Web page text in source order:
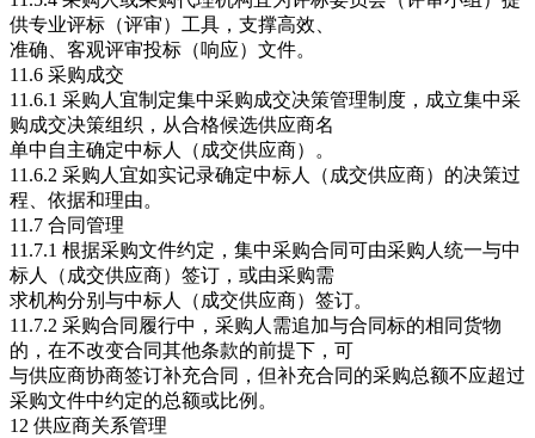
供专业评标（评审）工具，支撑高效、
准确、客观评审投标（响应）文件。
11.6 采购成交
11.6.1 采购人宜制定集中采购成交决策管理制度，成立集中采
购成交决策组织，从合格候选供应商名
单中自主确定中标人（成交供应商）。
11.6.2 采购人宜如实记录确定中标人（成交供应商）的决策过
程、依据和理由。
11.7 合同管理
11.7.1 根据采购文件约定，集中采购合同可由采购人统一与中
标人（成交供应商）签订，或由采购需
求机构分别与中标人（成交供应商）签订。
11.7.2 采购合同履行中，采购人需追加与合同标的相同货物
的，在不改变合同其他条款的前提下，可
与供应商协商签订补充合同，但补充合同的采购总额不应超过
采购文件中约定的总额或比例。
12 供应商关系管理